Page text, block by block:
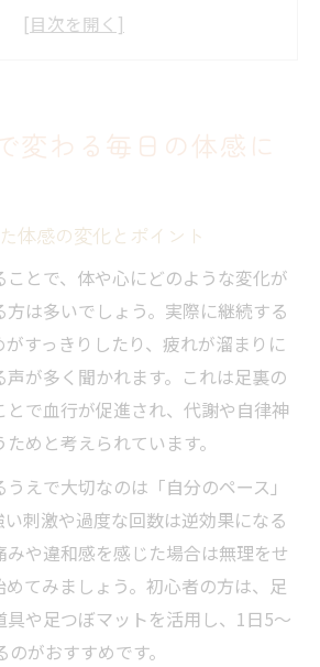
足つぼケアのコツを解説
を習慣化するコツと注意点
トを毎日使う時のポイント
果的な足つぼ継続法の選び方
日続けるためのモチベ管理術
で健康維持を目指す秘訣
ージが健康維持に役立つ理由
ージと足つぼの違いを比較解説
ージ毎日の効果と継続ポイント
流改善の関係性を知ろう
ージで見逃せない注意事項
限界を見極める足つぼ法
変わる毎日の体感に
体感の変化とポイント
ことで、体や心にどのような変化が
は多いでしょう。実際に継続する
がすっきりしたり、疲れが溜まりに
声が多く聞かれます。これは足裏の
で血行が促進され、代謝や自律神
めと考えられています。
えで大切なのは「自分のペース」
刺激や過度な回数は逆効果になる
みや違和感を感じた場合は無理をせ
てみましょう。初心者の方は、足
や足つぼマットを活用し、1日5～
がおすすめです。